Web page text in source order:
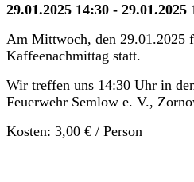
29.01.2025 14:30 - 29.01.2025
Am Mittwoch, den 29.01.2025
Kaffeenachmittag statt.
Wir treffen uns 14:30 Uhr in
Feuerwehr Semlow e. V.,
Kosten: 3,00 € / Person